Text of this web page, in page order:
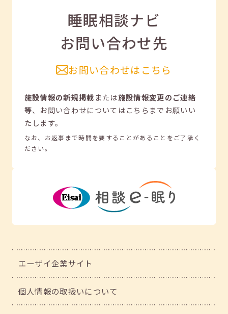
睡眠相談ナビ
お問い合わせ先
お問い合わせはこちら
施設情報の新規掲載または施設情報変更のご連絡
等、 お問い合わせについてはこちらまでお願いい
たします。
なお、お返事まで時間を要することがあることをご了承く
ださい。
エーザイ企業サイト
個人情報の取扱いについて